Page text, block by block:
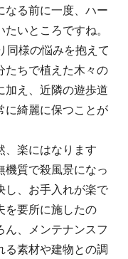
なる前に一度、ハー
いところですね。
同様の悩みを抱えて
たちで植えた木々の
加え、近隣の遊歩道
に綺麗に保つことが
、楽にはなります
質で殺風景になっ
し、お手入れが楽で
を要所に施したの
、メンテナンスフ
る素材や建物との調